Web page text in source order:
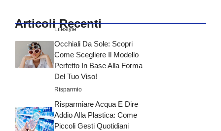
Articoli Recenti
Lifestyle
Occhiali Da Sole: Scopri
Come Scegliere Il Modello
Perfetto In Base Alla Forma
Del Tuo Viso!
Risparmio
Risparmiare Acqua E Dire
Addio Alla Plastica: Come
Piccoli Gesti Quotidiani